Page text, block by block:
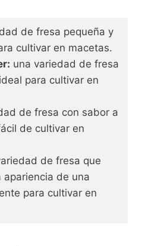
de fresa pequeña y
cultivar en macetas.
una variedad de fresa
para cultivar en
de fresa con sabor a
de cultivar en
de fresa que
de una
para cultivar en